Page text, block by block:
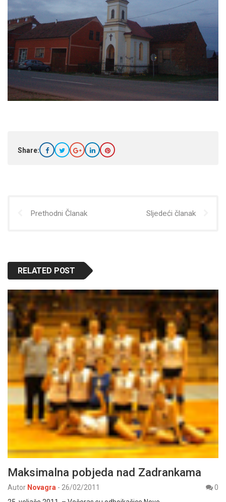
Share:
Prethodni Članak Sljedeći članak
RELATED POST
Maksimalna pobjeda nad Zadrankama
Autor Novagra - 26/02/2011
0